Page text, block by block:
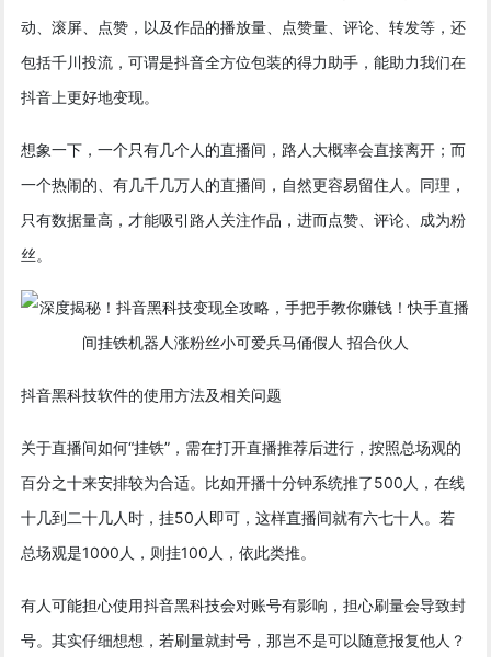
动、滚屏、点赞，以及作品的播放量、点赞量、评论、转发等，还
包括千川投流，可谓是抖音全方位包装的得力助手，能助力我们在
抖音上更好地变现。
想象一下，一个只有几个人的直播间，路人大概率会直接离开；而
一个热闹的、有几千几万人的直播间，自然更容易留住人。同理，
只有数据量高，才能吸引路人关注作品，进而点赞、评论、成为粉
丝。
抖音黑科技软件的使用方法及相关问题
关于直播间如何“挂铁”，需在打开直播推荐后进行，按照总场观的
百分之十来安排较为合适。比如开播十分钟系统推了500人，在线
十几到二十几人时，挂50人即可，这样直播间就有六七十人。若
总场观是1000人，则挂100人，依此类推。
有人可能担心使用抖音黑科技会对账号有影响，担心刷量会导致封
号。其实仔细想想，若刷量就封号，那岂不是可以随意报复他人？